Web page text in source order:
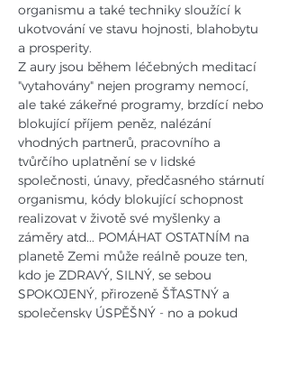
organismu a také techniky sloužící k
ukotvování ve stavu hojnosti, blahobytu
a prosperity.
Z aury jsou během léčebných meditací
"vytahovány" nejen programy nemocí,
ale také zákeřné programy, brzdící nebo
blokující příjem peněz, nalézání
vhodných partnerů, pracovního a
tvůrčího uplatnění se v lidské
společnosti, únavy, předčasného stárnutí
organismu, kódy blokující schopnost
realizovat v životě své myšlenky a
záměry atd... POMÁHAT OSTATNÍM na
planetě Zemi může reálně pouze ten,
kdo je ZDRAVÝ, SILNÝ, se sebou
SPOKOJENÝ, přirozeně ŠŤASTNÝ a
společensky ÚSPĚŠNÝ - no a pokud